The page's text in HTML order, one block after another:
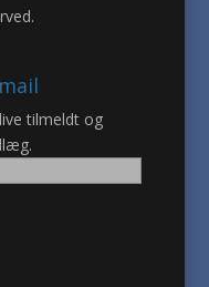
tilmeldt og